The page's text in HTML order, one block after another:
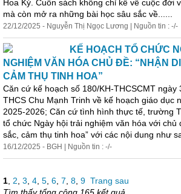
Hoa Kỳ. Cuốn sách không chỉ kể về cuộc đời
mà còn mở ra những bài học sâu sắc về......
22/12/2025 - Nguyễn Thị Ngọc Lương | Nguồn tin : -/-
KẾ HOẠCH TỔ CHỨC
NGHIỆM VĂN HÓA CHỦ ĐỀ: “NHẬN
CẢM THỤ TINH HOA”
Căn cứ kế hoạch số 180/KH-THCSCMT
THCS Chu Mạnh Trinh về kế hoạch giáo dục
2025-2026; Căn cứ tình hình thực tế, trường
tổ chức Ngày hội trải nghiệm văn hóa với chủ
sắc, cảm thụ tinh hoa” với các nội dung như
16/12/2025 - BGH | Nguồn tin : -/-
1 2 3 4 5 6 7 8 9 Trang sau